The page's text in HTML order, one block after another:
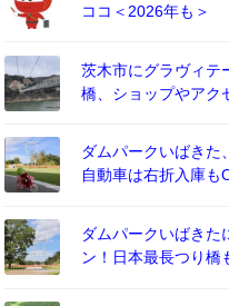
ココ＜2026年も＞
茨木市にグラヴィテ
橋、ショップやアク
ダムパークいばきた
自動車は右折入庫も
ダムパークいばきた
ン！日本最長つり橋